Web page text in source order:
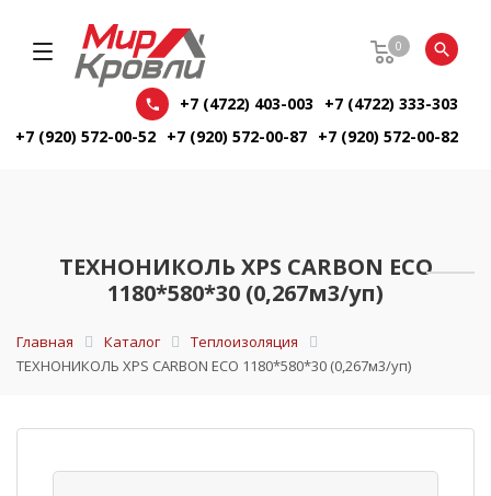
0
+7 (4722) 403-003
+7 (4722) 333-303
+7 (920) 572-00-52 +7 (920) 572-00-87 +7 (920) 572-00-82
ТЕХНОНИКОЛЬ XPS СARBON ECO
1180*580*30 (0,267м3/уп)
Главная Каталог
Теплоизоляция
ТЕХНОНИКОЛЬ XPS СARBON ECO 1180*580*30 (0,267м3/уп)